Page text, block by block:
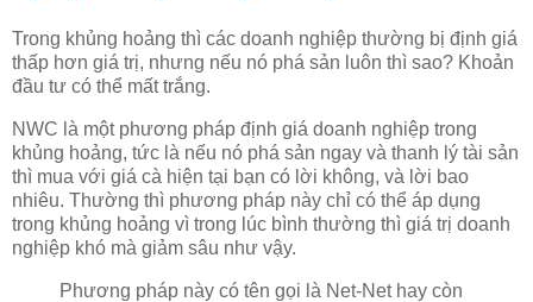
Trong khủng hoảng thì các doanh nghiệp thường bị định giá
thấp hơn giá trị, nhưng nếu nó phá sản luôn thì sao? Khoản
đầu tư có thể mất trắng.
NWC là một phương pháp định giá doanh nghiệp trong
khủng hoảng, tức là nếu nó phá sản ngay và thanh lý tài sản
thì mua với giá cà hiện tại bạn có lời không, và lời bao
nhiêu. Thường thì phương pháp này chỉ có thể áp dụng
trong khủng hoảng vì trong lúc bình thường thì giá trị doanh
nghiệp khó mà giảm sâu như vậy.
Phương pháp này có tên gọi là Net-Net hay còn